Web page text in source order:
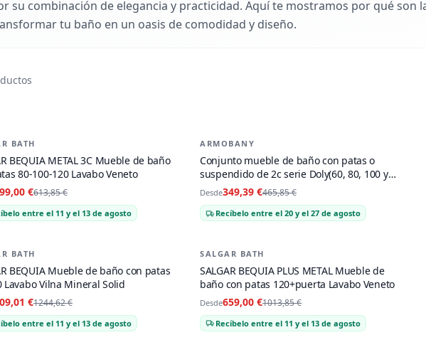
su combinación de elegancia y practicidad. Aquí te mostramos por qué son
tu baño en un oasis de comodidad y diseño.
BATH
BEQUIA METAL 3C Mueble de baño
80-100-120 Lavabo Veneto
€613,85 €
entre el 11 y el 13 de agosto
-25%
ARMOBANY
Conjunto mueble de baño con patas o
suspendido de 2c serie Doly(60, 80, 100 y
120)
Desde349,39 €465,85 €
Recíbelo entre el 20 y el 27 de agosto
BATH
BEQUIA Mueble de baño con patas
Lavabo Vilna Mineral Solid
€1244,62 €
entre el 11 y el 13 de agosto
-35%
SALGAR BATH
SALGAR BEQUIA PLUS METAL Mueble de
baño con patas 120+puerta Lavabo Veneto
Desde659,00 €1013,85 €
Recíbelo entre el 11 y el 13 de agosto